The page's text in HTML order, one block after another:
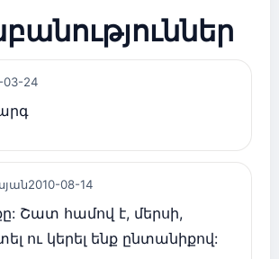
03-24
2010-08-14
Շատ համով է, մերսի,
ու կերել ենք ընտանիքով: